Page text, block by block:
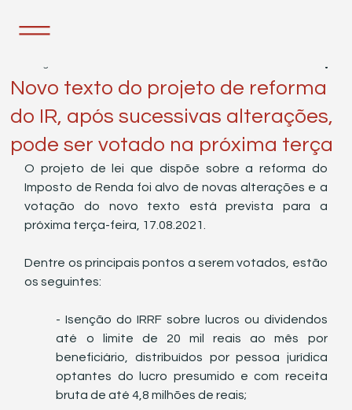
Novo texto do projeto de reforma
do IR, após sucessivas alterações,
pode ser votado na próxima terça
O projeto de lei que dispõe sobre a reforma do
Imposto de Renda foi alvo de novas alterações e a
votação do novo texto está prevista para a
próxima terça-feira, 17.08.2021.
Dentre os principais pontos a serem votados, estão
os seguintes:
- Isenção do IRRF sobre lucros ou dividendos
até o limite de 20 mil reais ao mês por
beneficiário, distribuídos por pessoa jurídica
optantes do lucro presumido e com receita
bruta de até 4,8 milhões de reais;